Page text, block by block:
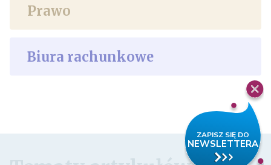
Prawo
Biura rachunkowe